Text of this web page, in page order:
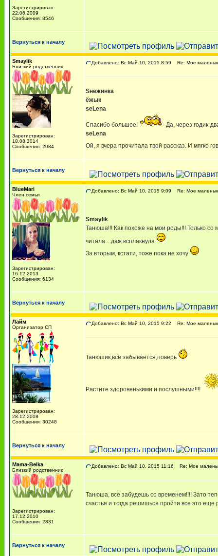
Зарегистрирован:
22.06.2009
Сообщения: 8546
Вернуться к началу
Smaylik
Близкий родственник
Зарегистрирован:
18.08.2014
Сообщения: 2084
Добавлено: Вс Май 10, 2015 8:59 Re: Мое
Sнежинка
ёжык
seLena
Спасибо большое!
Да, через годик-
seLena
Ой, я вчера прочитала твой рассказ. И мягко
Вернуться к началу
BlueMari
Член семьи
Зарегистрирован:
16.12.2013
Сообщения: 6134
Добавлено: Вс Май 10, 2015 9:09 Re: Мое
Smaylik
Танюша!!! Как похоже на мои роды!!! Только со
читала....даж всплакнула
За вторым, кстати, тоже пока не хочу
Вернуться к началу
Лайм
Организатор СП
Зарегистрирован:
28.12.2008
Сообщения: 30248
Добавлено: Вс Май 10, 2015 9:22 Re: Мое
Танюшик,всё забывается,поверь
Растите здоровенькими и послушными!!!!
Вернуться к началу
Mama-Belka
Близкий родственник
Зарегистрирован:
17.12.2010
Сообщения: 2331
Добавлено: Вс Май 10, 2015 11:16 Re: Мое
Танюша, всё забудешь со временем!!!! Зато
счастья и тогда решишься пройти все это еще
Вернуться к началу